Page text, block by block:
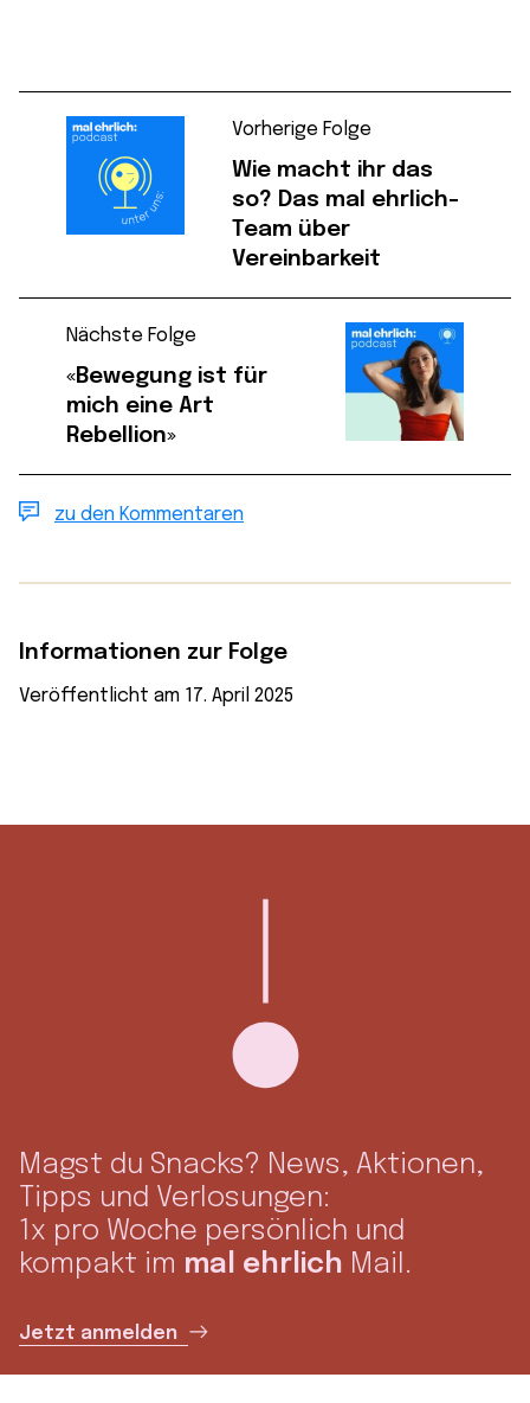
Vorherige Folge
Wie macht ihr das
so? Das mal ehrlich-
Team über
Vereinbarkeit
Nächste Folge
«Bewegung ist für
mich eine Art
Rebellion»
zu den Kommentaren
Informationen zur Folge
Veröffentlicht am 17. April 2025
Magst du Snacks? News, Aktionen,
Tipps und Verlosungen:
1x pro Woche persönlich und
kompakt im mal ehrlich Mail.
Jetzt anmelden